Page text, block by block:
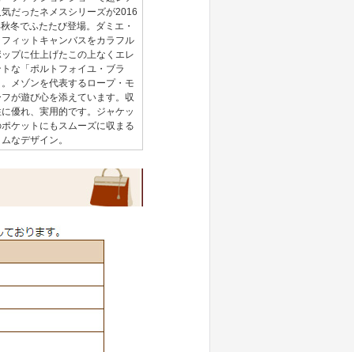
だったネメスシリーズが2016
冬でふたたび登場。ダミエ・
ィットキャンバスをカラフル
プに仕上げたこの上なくエレ
な「ポルトフォイユ・ブラ
メゾンを代表するロープ・モ
が遊び心を添えています。収
優れ、実用的です。ジャケッ
ケットにもスムーズに収まる
なデザイン。